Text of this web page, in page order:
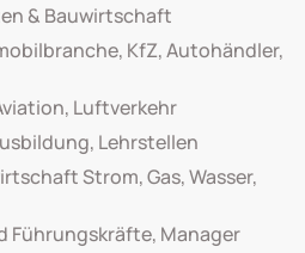
& Bauwirtschaft
KfZ, Autohändler,
Luftverkehr
Lehrstellen
Strom, Gas, Wasser,
Führungskräfte, Manager